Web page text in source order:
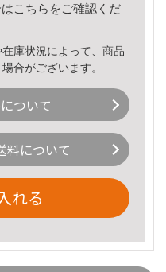
こちら をご確認くだ
庫状況によって、商品
合がございます。
ついて
料について
れる